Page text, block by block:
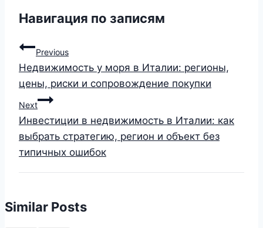
Навигация по записям
Previous
Недвижимость у моря в Италии: регионы,
цены, риски и сопровождение покупки
Next
Инвестиции в недвижимость в Италии: как
выбрать стратегию, регион и объект без
типичных ошибок
Similar Posts